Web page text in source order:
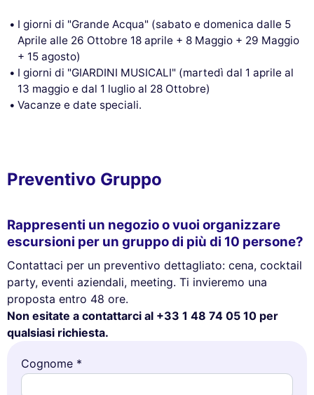
I giorni di "Grande Acqua" (sabato e domenica dalle 5
Aprile alle 26 Ottobre 18 aprile + 8 Maggio + 29 Maggio
+ 15 agosto)
I giorni di "GIARDINI MUSICALI" (martedì dal 1 aprile al
13 maggio e dal 1 luglio al 28 Ottobre)
Vacanze e date speciali.
Preventivo Gruppo
Rappresenti un negozio o vuoi organizzare
escursioni per un gruppo di più di 10 persone?
Contattaci per un preventivo dettagliato: cena, cocktail
party, eventi aziendali, meeting. Ti invieremo una
proposta entro 48 ore.
Non esitate a contattarci al +33 1 48 74 05 10 per
qualsiasi richiesta.
Cognome *